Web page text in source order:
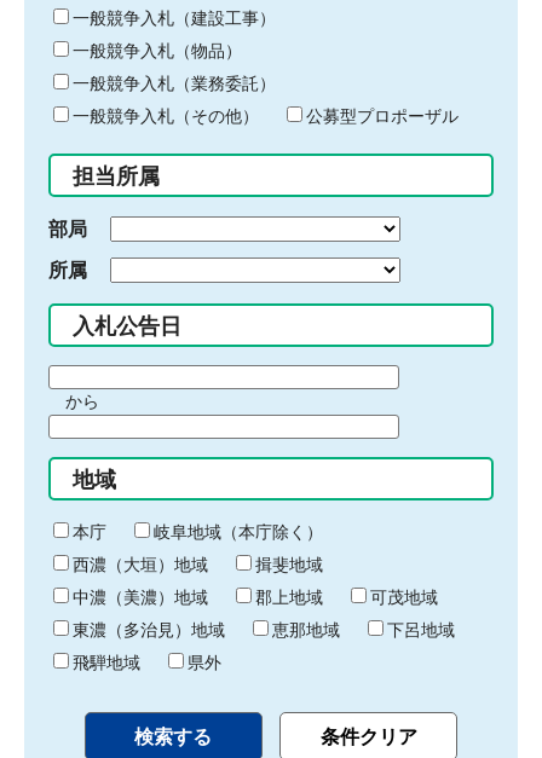
キ
ー
ワ
ー
ド
入
力
一般競争入札（建設工事）
一般競争入札（物品）
一般競争入札（業務委託）
一般競争入札（その他）
公募型プロポーザル
担当所属
部局
所属
入札公告日
間
始
り
から
間
終
わ
り
地域
本庁
岐阜地域（本庁除く）
西濃（大垣）地域
揖斐地域
中濃（美濃）地域
郡上地域
可茂地域
東濃（多治見）地域
恵那地域
下呂地域
飛騨地域
県外